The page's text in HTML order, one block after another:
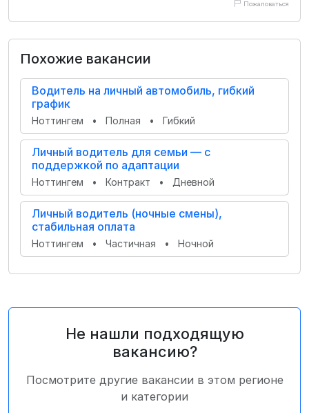
Пожаловаться
Похожие вакансии
Водитель на личный автомобиль, гибкий
график
Ноттингем • Полная • Гибкий
Личный водитель для семьи — с
поддержкой по адаптации
Ноттингем • Контракт • Дневной
Личный водитель (ночные смены),
стабильная оплата
Ноттингем • Частичная • Ночной
Не нашли подходящую
вакансию?
Посмотрите другие вакансии в этом регионе
и категории